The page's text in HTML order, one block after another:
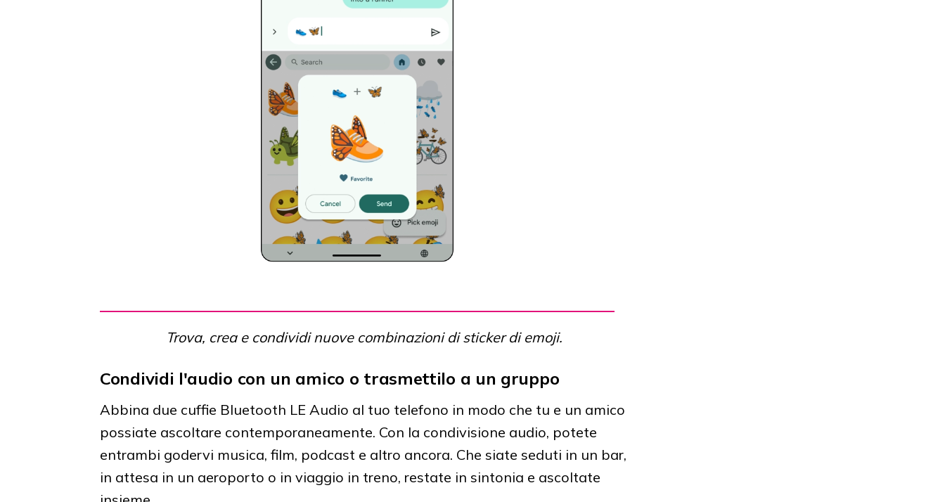
Trova, crea e condividi nuove combinazioni di sticker di emoji.
Condividi l'audio con un amico o trasmettilo a un gruppo
Abbina due cuffie Bluetooth LE Audio al tuo telefono in modo che tu e un amico
possiate ascoltare contemporaneamente. Con la condivisione audio, potete
entrambi godervi musica, film, podcast e altro ancora. Che siate seduti in un bar,
in attesa in un aeroporto o in viaggio in treno, restate in sintonia e ascoltate